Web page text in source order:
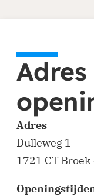
Adres
Adres
Dulleweg 1
1721 CT